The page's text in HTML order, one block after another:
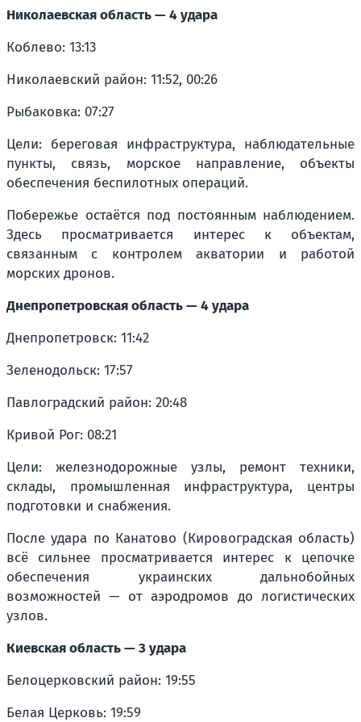
Николаевская область — 4 удара
Коблево: 13:13
Николаевский район: 11:52, 00:26
Рыбаковка: 07:27
Цели: береговая инфраструктура, наблюдательные
пункты, связь, морское направление, объекты
обеспечения беспилотных операций.
Побережье остаётся под постоянным наблюдением.
Здесь просматривается интерес к объектам,
связанным с контролем акватории и работой
морских дронов.
Днепропетровская область — 4 удара
Днепропетровск: 11:42
Зеленодольск: 17:57
Павлоградский район: 20:48
Кривой Рог: 08:21
Цели: железнодорожные узлы, ремонт техники,
склады, промышленная инфраструктура, центры
подготовки и снабжения.
После удара по Канатово (Кировоградская область)
всё сильнее просматривается интерес к цепочке
обеспечения украинских дальнобойных
возможностей — от аэродромов до логистических
узлов.
Киевская область — 3 удара
Белоцерковский район: 19:55
Белая Церковь: 19:59